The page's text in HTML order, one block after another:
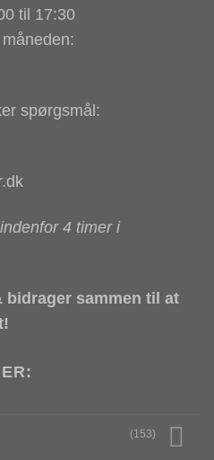
til 17:30
spørgsmål:
4 timer i
sammen til at
(153)